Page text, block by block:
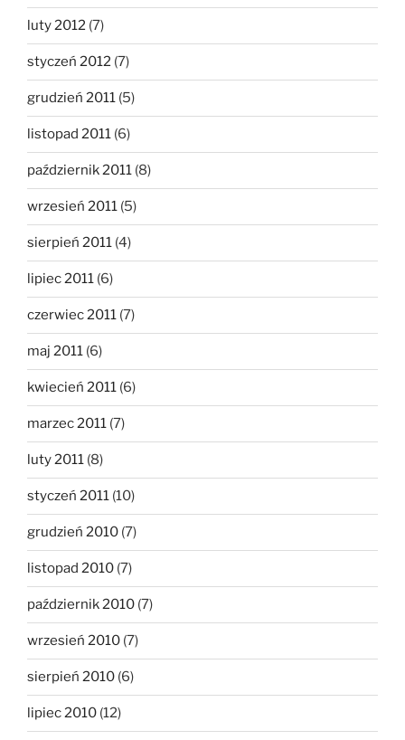
luty 2012 (7)
styczeń 2012 (7)
grudzień 2011 (5)
listopad 2011 (6)
październik 2011 (8)
wrzesień 2011 (5)
sierpień 2011 (4)
lipiec 2011 (6)
czerwiec 2011 (7)
maj 2011 (6)
kwiecień 2011 (6)
marzec 2011 (7)
luty 2011 (8)
styczeń 2011 (10)
grudzień 2010 (7)
listopad 2010 (7)
październik 2010 (7)
wrzesień 2010 (7)
sierpień 2010 (6)
lipiec 2010 (12)